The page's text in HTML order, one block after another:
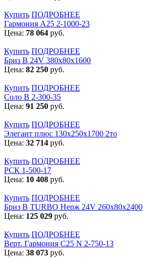
Купить ПОДРОБНЕЕ
Гармония А25 2-1000-23
Цена: 78 064 руб.
Купить ПОДРОБНЕЕ
Бриз В 24V 380x80x1600
Цена: 82 250 руб.
Купить ПОДРОБНЕЕ
Соло В 2-300-35
Цена: 91 250 руб.
Купить ПОДРОБНЕЕ
Элегант плюс 130x250x1700 2то
Цена: 32 714 руб.
Купить ПОДРОБНЕЕ
РСК 1-500-17
Цена: 10 408 руб.
Купить ПОДРОБНЕЕ
Бриз В TURBO Нерж 24V 260х80х2400
Цена: 125 029 руб.
Купить ПОДРОБНЕЕ
Верт. Гармония С25 N 2-750-13
Цена: 38 073 руб.